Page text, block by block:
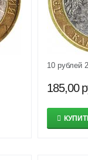
10 рублей
185,00